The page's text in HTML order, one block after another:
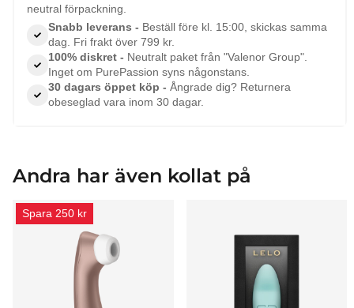
neutral förpackning.
Snabb leverans - Beställ före kl. 15:00, skickas samma
dag. Fri frakt över 799 kr.
100% diskret - Neutralt paket från "Valenor Group".
Inget om PurePassion syns någonstans.
30 dagars öppet köp - Ångrade dig? Returnera
obeseglad vara inom 30 dagar.
Andra har även kollat på
Spara 250 kr